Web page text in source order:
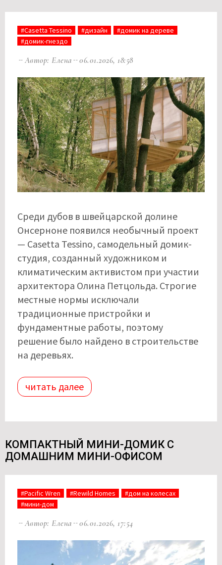
#Casetta Tessino #дизайн
#домик на дереве
#домик-гнездо
Автор: Елена 06.01.2026, 18:58
Среди дубов в швейцарской долине
Онсерноне появился необычный проект
— Casetta Tessino, самодельный домик-
студия, созданный художником и
климатическим активистом при участии
архитектора Олина Петцольда. Строгие
местные нормы исключали
традиционные пристройки и
фундаментные работы, поэтому
решение было найдено в строительстве
на деревьях.
читать далее
КОМПАКТНЫЙ МИНИ-ДОМИК С
ДОМАШНИМ МИНИ-ОФИСОМ
#Pacific Wren #Rewild Homes
#дом на колесах
#мини-дом
Автор: Елена 06.01.2026, 17:54